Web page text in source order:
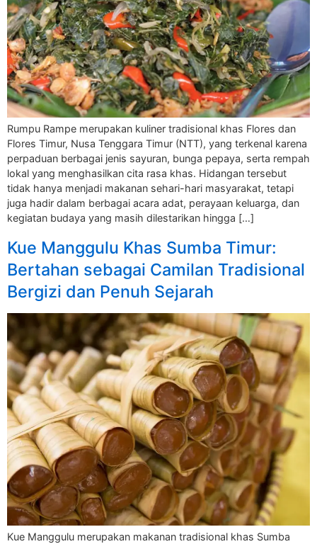
Rumpu Rampe merupakan kuliner tradisional khas Flores dan
Flores Timur, Nusa Tenggara Timur (NTT), yang terkenal karena
perpaduan berbagai jenis sayuran, bunga pepaya, serta rempah
lokal yang menghasilkan cita rasa khas. Hidangan tersebut
tidak hanya menjadi makanan sehari-hari masyarakat, tetapi
juga hadir dalam berbagai acara adat, perayaan keluarga, dan
kegiatan budaya yang masih dilestarikan hingga […]
Kue Manggulu Khas Sumba Timur:
Bertahan sebagai Camilan Tradisional
Bergizi dan Penuh Sejarah
Kue Manggulu merupakan makanan tradisional khas Sumba